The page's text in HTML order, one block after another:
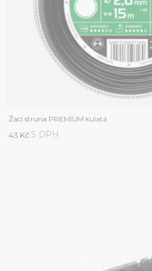
Žací struna PREMIUM kulatá
43 Kč S DPH